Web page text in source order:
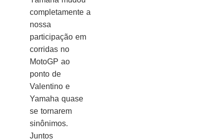
completamente a
nossa
participação em
corridas no
MotoGP ao
ponto de
Valentino e
Yamaha quase
se tornarem
sinônimos.
Juntos